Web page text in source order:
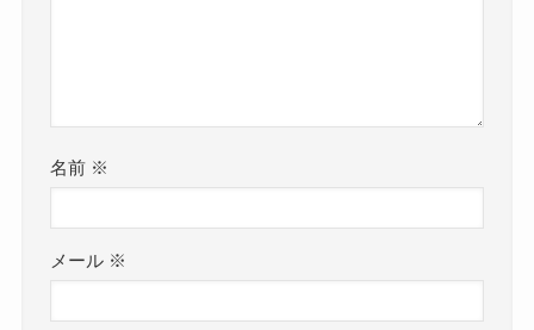
名前 ※
メール ※